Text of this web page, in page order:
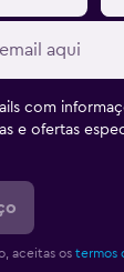
com
e ofertas
aceitas os termos